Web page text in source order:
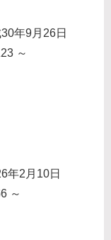
年9月26日
～
年2月10日
～